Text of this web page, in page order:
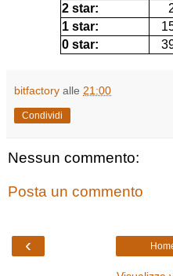
2 star:
1 star:
0 star:
bitfactory alle 21:00
Condividi
Nessun commento:
Posta un commento
‹